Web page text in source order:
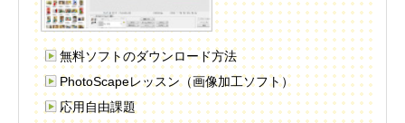
無料ソフトのダウンロード方法
PhotoScapeレッスン（画像加工ソフト）
応用自由課題